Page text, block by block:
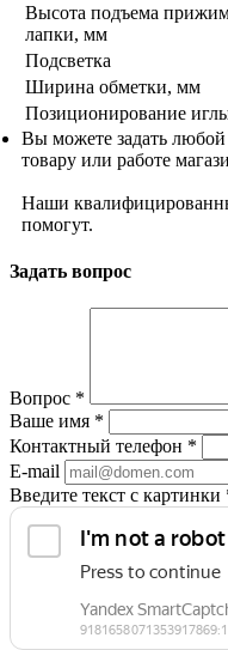
Высота подъема
лапки, мм
Подсветка
Ширина обметки, мм
Позиционирование
Вы можете задать
товару или работе
Наши
помогут.
Задать вопрос
Вопрос *
Ваше имя *
Контактный телефон *
E-mail
Введите текст с картинки